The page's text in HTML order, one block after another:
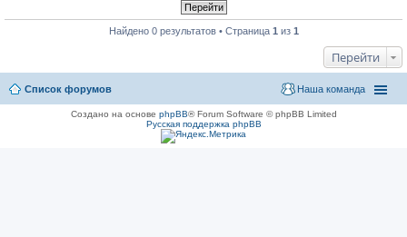
Найдено 0 результатов • Страница 1 из 1
Перейти
Список форумов Наша команда
Создано на основе phpBB® Forum Software © phpBB Limited
Русская поддержка phpBB